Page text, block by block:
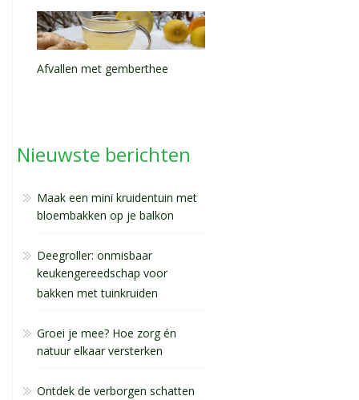
Afvallen met gemberthee
Nieuwste berichten
Maak een mini kruidentuin met
bloembakken op je balkon
Deegroller: onmisbaar
keukengereedschap voor
bakken met tuinkruiden
Groei je mee? Hoe zorg én
natuur elkaar versterken
Ontdek de verborgen schatten